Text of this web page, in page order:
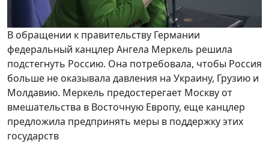
В обращении к правительству Германии
федеральный канцлер Ангела Меркель решила
подстегнуть Россию. Она потребовала, чтобы Россия
больше не оказывала давления на Украину, Грузию и
Молдавию. Меркель предостерегает Москву от
вмешательства в Восточную Европу, еще канцлер
предложила предпринять меры в поддержку этих
государств